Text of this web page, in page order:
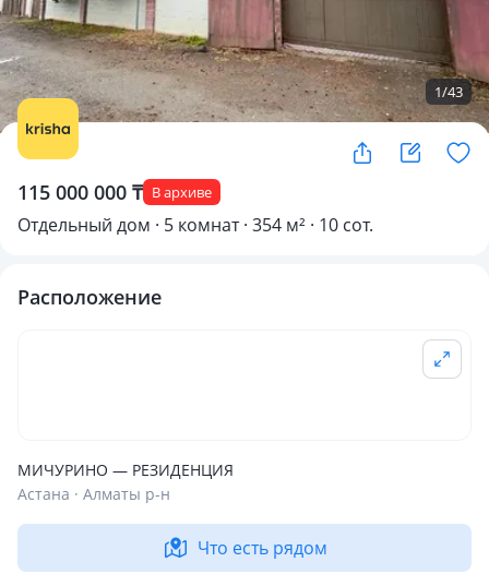
1/43
115 000 000 ₸ В архиве
Отдельный дом · 5 комнат · 354 м² · 10 сот.
Расположение
МИЧУРИНО — РЕЗИДЕНЦИЯ
Астана · Алматы р-н
Что есть рядом